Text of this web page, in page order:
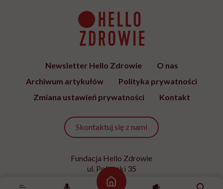
Strona główna
Newsletter Hello Zdrowie
O nas
Archiwum artykułów
Polityka prywatności
Zmiana ustawień prywatności
Kontakt
Skontaktuj się z nami
Fundacja Hello Zdrowie
ul. Poleczki 35
02-822 Warszawa